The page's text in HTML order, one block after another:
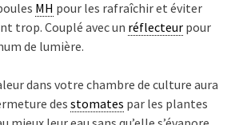
MH pour les rafraîchir et éviter
trop. Couplé avec un réflecteur pour
de lumière.
dans votre chambre de culture aura
des stomates par les plantes